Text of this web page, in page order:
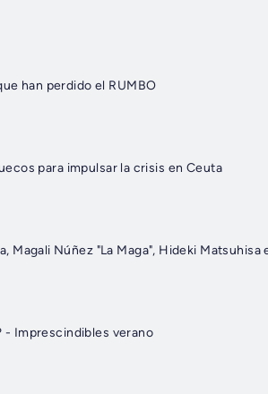
han perdido el RUMBO
para impulsar la crisis en Ceuta
Magali Núñez "La Maga", Hideki
- Imprescindibles verano